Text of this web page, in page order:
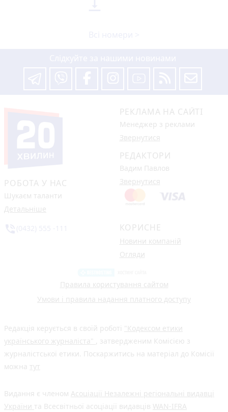
РОБОТА У НАС
Шукаєм таланти
Детальніше
РЕКЛАМА НА САЙТІ
Менеджер з реклами
Звернутися
РЕДАКТОРИ
Вадим Павлов
Звернутися
КОРИСНЕ
Новини компаній
Огляди
Правила користування сайтом
Умови і правила надання платного доступу
Редакція керується в своїй роботі "Кодексом етики
українського журналіста" , затвердженим Комісією з
журналістської етики. Поскаржитись на матеріал до Комісії
можна тут
Видання є членом Асоціації Незалежні регіональні видавці
України та Всесвітньої асоціації видавців WAN-IFRA